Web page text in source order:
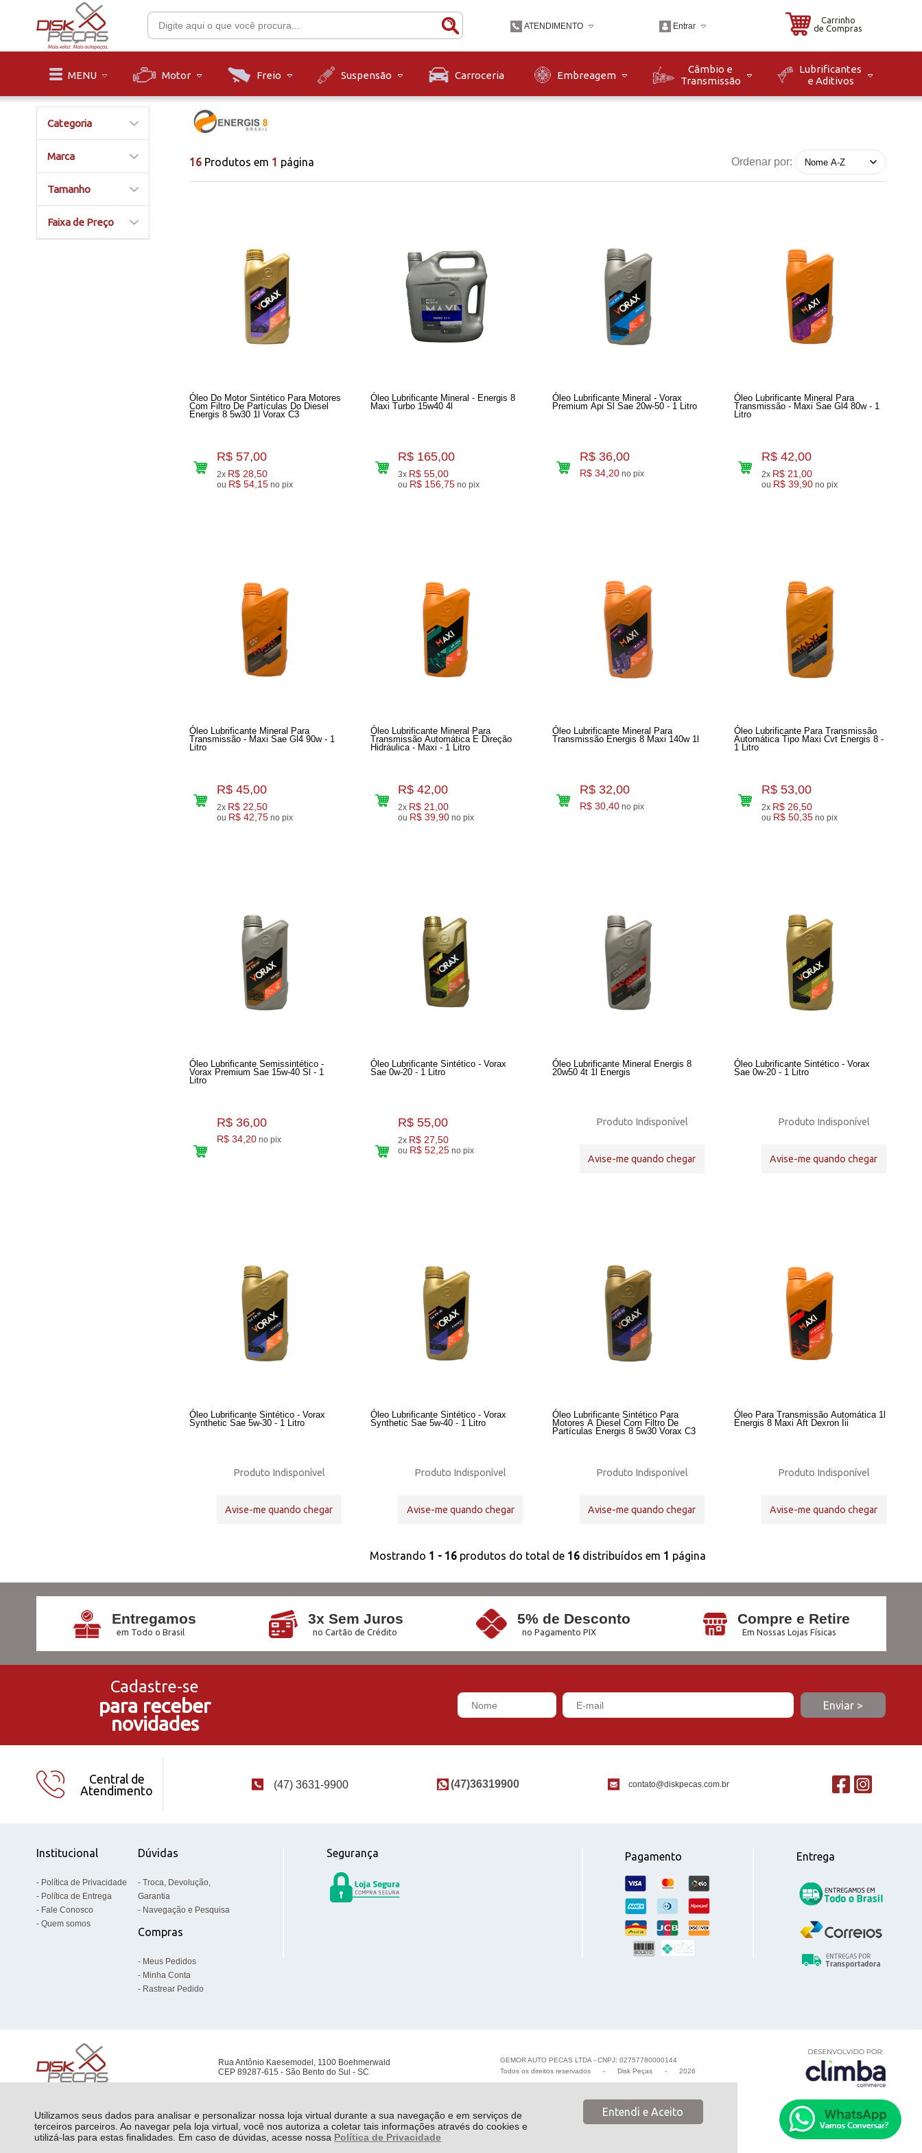
Utilizamos seus dados para analisar e personalizar nossa loja virtual durante a sua navegação e em serviços de
terceiros parceiros. Ao navegar pela loja virtual, você nos autoriza a coletar tais informações através do cookies e
utilizá-las para estas finalidades. Em caso de dúvidas, acesse nossa Política de Privacidade
Entendi e Aceito
ATENDIMENTO
(47)36319900
Entrar
Carrinho
de Compras
MENU Motor Freio Suspensão Carroceria Embreagem
Câmbio e
Transmissão
Lubrificantes
e Aditivos
Categoria
Marca
Tamanho
Faixa de Preço
16 Produtos em 1 página Ordenar por:
Óleo Do Motor Sintético Para Motores
Com Filtro De Partículas Do Diesel
Energis 8 5w30 1l Vorax C3
R$ 57,00
2x R$ 28,50
ou R$ 54,15 no pix
Óleo Lubrificante Mineral - Energis 8
Maxi Turbo 15w40 4l
R$ 165,00
3x R$ 55,00
ou R$ 156,75 no pix
Óleo Lubrificante Mineral - Vorax
Premium Api Sl Sae 20w-50 - 1 Litro
R$ 36,00
R$ 34,20 no pix
Óleo Lubrificante Mineral Para
Transmissão - Maxi Sae Gl4 80w - 1
Litro
R$ 42,00
2x R$ 21,00
ou R$ 39,90 no pix
Óleo Lubrificante Mineral Para
Transmissão - Maxi Sae Gl4 90w - 1
Litro
R$ 45,00
2x R$ 22,50
ou R$ 42,75 no pix
Óleo Lubrificante Mineral Para
Transmissão Automática E Direção
Hidráulica - Maxi - 1 Litro
R$ 42,00
2x R$ 21,00
ou R$ 39,90 no pix
Óleo Lubrificante Mineral Para
Transmissão Energis 8 Maxi 140w 1l
R$ 32,00
R$ 30,40 no pix
Óleo Lubrificante Para Transmissão
Automática Tipo Maxi Cvt Energis 8 -
1 Litro
R$ 53,00
2x R$ 26,50
ou R$ 50,35 no pix
Óleo Lubrificante Semissintético -
Vorax Premium Sae 15w-40 Sl - 1
Litro
R$ 36,00
R$ 34,20 no pix
Óleo Lubrificante Sintético - Vorax
Sae 0w-20 - 1 Litro
R$ 55,00
2x R$ 27,50
ou R$ 52,25 no pix
Óleo Lubrificante Mineral Energis 8
20w50 4t 1l Energis
Produto Indisponível
Avise-me quando chegar
Óleo Lubrificante Sintético - Vorax
Sae 0w-20 - 1 Litro
Produto Indisponível
Avise-me quando chegar
Óleo Lubrificante Sintético - Vorax
Synthetic Sae 5w-30 - 1 Litro
Produto Indisponível
Avise-me quando chegar
Óleo Lubrificante Sintético - Vorax
Synthetic Sae 5w-40 - 1 Litro
Produto Indisponível
Avise-me quando chegar
Óleo Lubrificante Sintético Para
Motores A Diesel Com Filtro De
Partículas Energis 8 5w30 Vorax C3
Produto Indisponível
Avise-me quando chegar
Óleo Para Transmissão Automática 1l
Energis 8 Maxi Aft Dexron Iii
Produto Indisponível
Avise-me quando chegar
Mostrando 1 - 16 produtos do total de 16distribuídos em 1 página
Entregamos
em Todo o Brasil
3x Sem Juros
no Cartão de Crédito
5% de Desconto
no Pagamento PIX
Compre e Retire
Em Nossas Lojas Físicas
Cadastre-se
para receber
novidades
Central de
Atendimento
(47) 3631-9900 (47)36319900 contato@diskpecas.com.br
Institucional
Política de Privacidade
Política de Entrega
Fale Conosco
Quem somos
Dúvidas
Troca, Devolução,
Garantia
Navegação e Pesquisa
Compras
Meus Pedidos
Minha Conta
Rastrear Pedido
Segurança Pagamento Entrega
Rua Antônio Kaesemodel, 1100 Boehmerwald
CEP 89287-615 - São Bento do Sul - SC
GEMOR AUTO PECAS LTDA - CNPJ: 02757780000144
Todos os direitos reservados
- Disk Peças - 2026